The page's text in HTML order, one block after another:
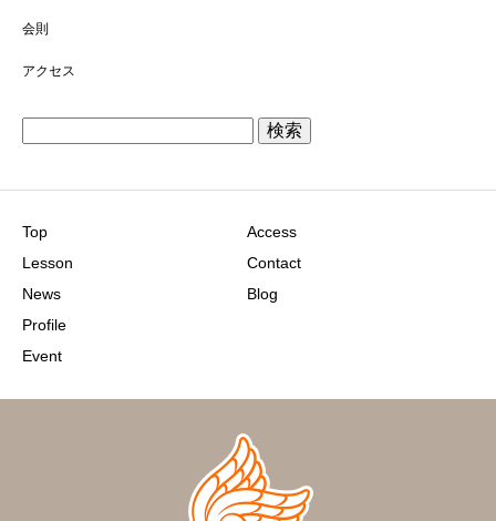
会則
アクセス
Top
Lesson
News
Profile
Event
Access
Contact
Blog